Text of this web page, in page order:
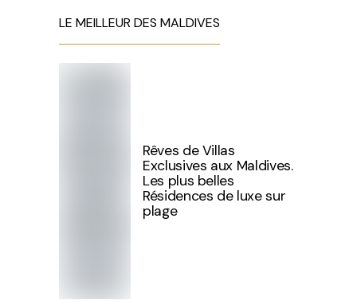
LE MEILLEUR DES MALDIVES
Rêves de Villas
Exclusives aux Maldives.
Les plus belles
Résidences de luxe sur
plage